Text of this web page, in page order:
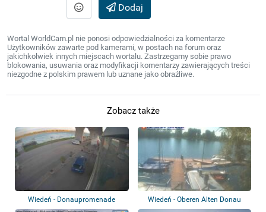
Dodaj
Wortal WorldCam.pl nie ponosi odpowiedzialności za komentarze
Użytkowników zawarte pod kamerami, w postach na forum oraz
jakichkolwiek innych miejscach wortalu. Zastrzegamy sobie prawo
blokowania, usuwania oraz modyfikacji komentarzy zawierających treści
niezgodne z polskim prawem lub uznane jako obraźliwe.
Zobacz także
Wiedeń - Donaupromenade Wiedeń - Oberen Alten Donau